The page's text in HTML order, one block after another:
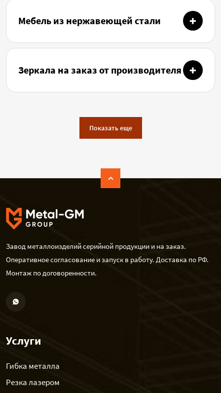
Мебель из нержавеющей стали
Зеркала на заказ от производителя
Показать еще
Завод металлоизделий серийной продукции и на заказ.
Оперативное согласование и запуск в работу. Доставка по РФ.
Монтаж по договоренности.
Услуги
Гибка металла
Резка лазером